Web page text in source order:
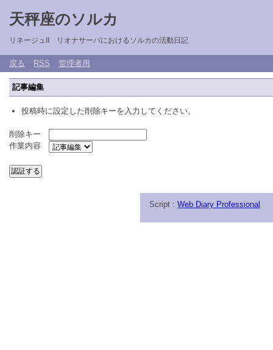
天秤座のソルカ
リネージュII リオナサーバにおけるソルカの活動日記
戻る RSS 管理者用
記事編集
投稿時に設定した削除キーを入力してください。
削除キー
作業内容
Script : Web Diary Professional